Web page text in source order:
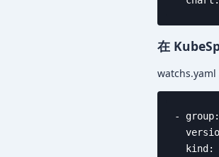
在
watchs.yaml
-
kind: